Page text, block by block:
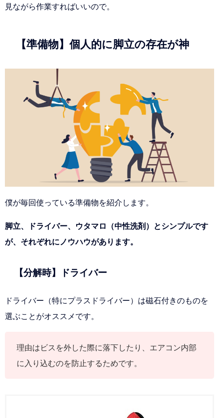
見ながら作業すればいいので。
【準備物】個人的に脚立の存在が神
僕が毎回使っている準備物を紹介します。
脚立、ドライバー、ウタマロ（中性洗剤）とシンプルです
が、それぞれにノウハウがあります。
【分解時】ドライバー
ドライバー（特にプラスドライバー）は磁石付きのものを
選ぶことがオススメです。
理由はビスを外した際に落下したり、エアコン内部
に入り込むのを防止するためです。